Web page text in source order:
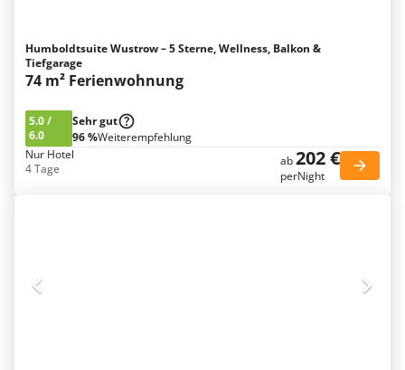
Humboldtsuite Wustrow – 5 Sterne, Wellness, Balkon &
Tiefgarage
74 m² Ferienwohnung
5.0/
6.0
Sehr gut
96 %Weiterempfehlung
Nur Hotel
4 Tage
ab202 €
perNight